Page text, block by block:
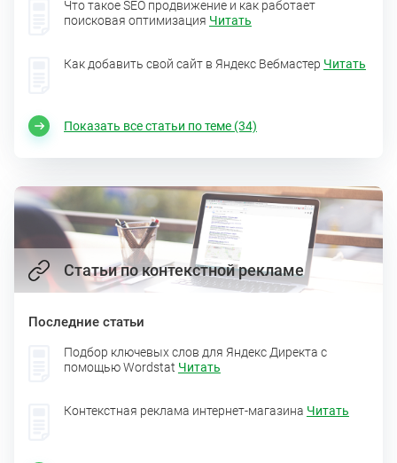
Что такое SEO продвижение и как работает
поисковая оптимизация Читать
Как добавить свой сайт в Яндекс Вебмастер Читать
Показать все статьи по теме (34)
Статьи по контекстной рекламе
Последние статьи
Подбор ключевых слов для Яндекс Директа с
помощью Wordstat Читать
Контекстная реклама интернет-магазина Читать